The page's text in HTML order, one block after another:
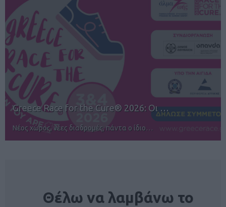
12ος TUI Rhodes Marathon: Άνοιγμα ε…
Αγώνες για όλους στην Ρόδο
Θέλω να λαμβάνω το